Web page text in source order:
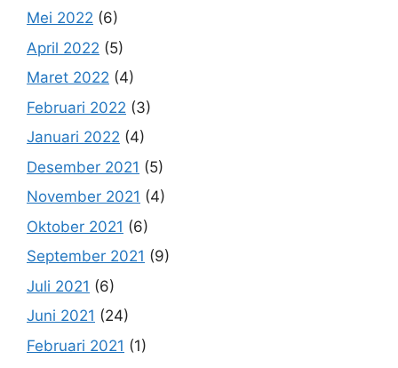
Mei 2022 (6)
April 2022 (5)
Maret 2022 (4)
Februari 2022 (3)
Januari 2022 (4)
Desember 2021 (5)
November 2021 (4)
Oktober 2021 (6)
September 2021 (9)
Juli 2021 (6)
Juni 2021 (24)
Februari 2021 (1)